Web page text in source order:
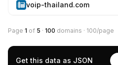
voip-thailand.com
Page 1 of 5 · 100 domains · 100/page
Get this data as JSON